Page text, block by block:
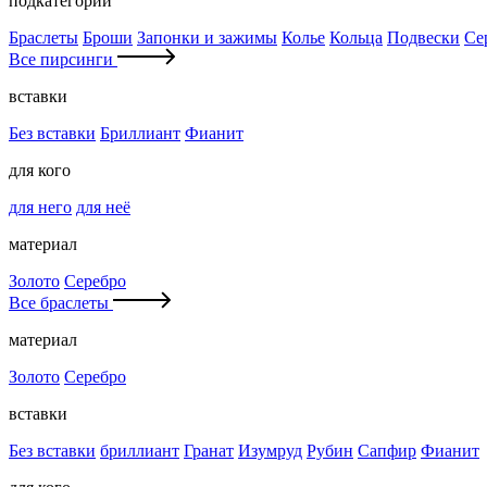
Браслеты Броши Запонки и зажимы Колье Кольца Подвески
Все пирсинги
вставки
Без вставки Бриллиант Фианит
для кого
для него для неё
материал
Золото Серебро
Все браслеты
материал
Золото Серебро
вставки
Без вставки бриллиант Гранат Изумруд Рубин Сапфир Фианит